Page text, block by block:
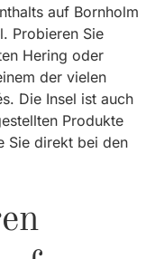
auf Bornholm
Probieren Sie
Hering oder
der vielen
Die Insel ist auch
Produkte
Sie direkt bei den